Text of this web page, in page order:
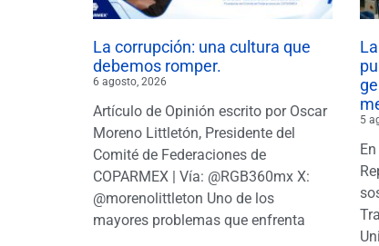
La corrupción: una cultura que
debemos romper.
6 agosto, 2026
Artículo de Opinión escrito por Oscar
Moreno Littletón, Presidente del
Comité de Federaciones de
COPARMEX | Vía: @RGB360mx X:
@morenolittleton Uno de los
mayores problemas que enfrenta
5